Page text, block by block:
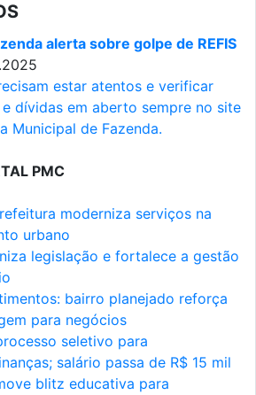
alerta sobre golpe de REFIS
estar atentos e verificar
dívidas em aberto sempre no site
Municipal de Fazenda.
PMC
moderniza serviços na
urbano
legislação e fortalece a gestão
bairro planejado reforça
para negócios
seletivo para
salário passa de R$ 15 mil
blitz educativa para